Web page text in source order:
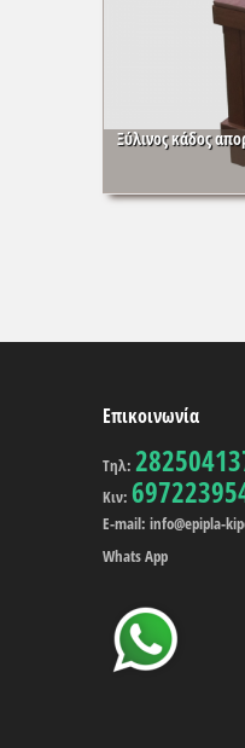
Ξύλινος κάδος
Επικοινωνία
Τηλ:
Κιν:
E-mail: info@epipla-
Whats App